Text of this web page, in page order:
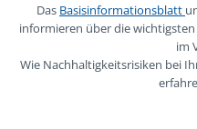
Das Basisinformationsblatt
informieren über die
im
Wie Nachhaltigkeitsrisiken bei